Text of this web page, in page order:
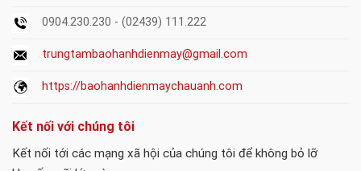
0904.230.230 - (02439) 111.222
trungtambaohanhdienmay@gmail.com
https://baohanhdienmaychauanh.com
Kết nối với chúng tôi
Kết nối tới các mạng xã hội của chúng tôi để không bỏ lỡ